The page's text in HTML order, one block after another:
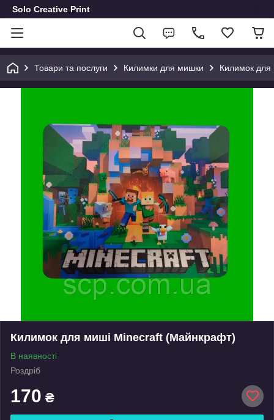
Solo Creative Print
Товари та послуги Килимки для мишки Килимок
Килимок для миші Minecraft (Майнкрафт)
В наявності
Роздріб
170 ₴